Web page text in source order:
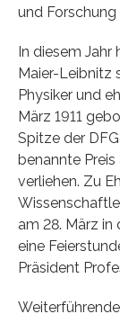
und
In diesem Jahr
Maier-Leibnitz
Physiker und
März 1911
Spitze der
benannte
verliehen. Zu
am 28. März in
eine
Präsident